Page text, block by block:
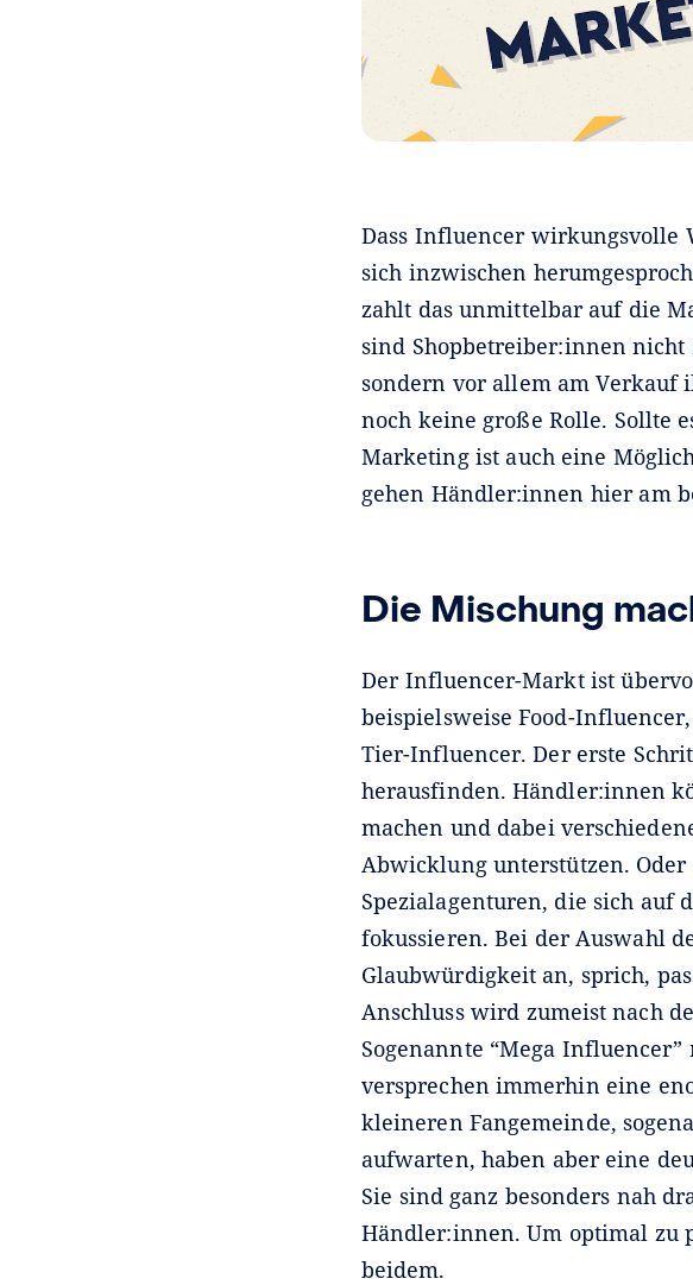
Dass Influencer wirkungsvolle
sich inzwischen
zahlt das unmittelbar auf die
sind Shopbetreiber:innen
sondern vor allem am
noch keine große Rolle. Sollte
Marketing ist auch eine
gehen Händler:innen hier am
Die Mischung
Der Influencer-Markt ist
beispielsweise Food-
Tier-Influencer. Der erste
herausfinden. Händler:innen
machen und dabei
Abwicklung unterstützen.
Spezialagenturen, die sich auf
fokussieren. Bei der Auswahl
Glaubwürdigkeit an, sprich,
Anschluss wird zumeist nach
Sogenannte “Mega
versprechen immerhin eine
kleineren Fangemeinde,
aufwarten, haben aber eine
Sie sind ganz besonders nah
Händler:innen. Um optimal zu
beidem.